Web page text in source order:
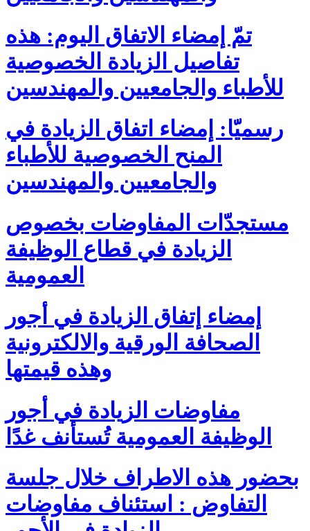
تمّ إمضاء الاتفاق اليوم: هذه
تفاصيل الزيادة الخصوصية
للأطباء والجامعيين والمهندسين
رسميّا: إمضاء اتفاق الزيادة في
المنح الخصوصية للأطباء
والجامعيين والمهندسين
مستجدّات المفاوضات بخصوص
الزيادة في قطاع الوظيفة
العمومية
إمضاء إتفاق الزيادة في أجور
الصحافة الورقية والالكترونية
وهذه قيمتها
مفاوضات الزيادة في أجور
الوظيفة العمومية تُستأنف غدًا
بحضور هذه الاطراف خلال جلسة
التفاوض : استئناف مفاوضات